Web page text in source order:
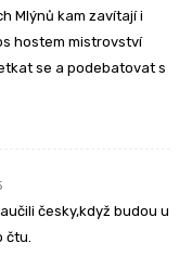
Mlýnů kam zavítají i
hostem mistrovství
se a podebatovat s
česky,když budou u
čtu.